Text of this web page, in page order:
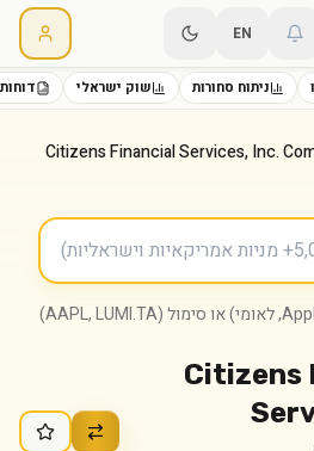
EN
ניתוח סחורות שוק ישראלי
Citizens Financial Services, Inc.
Citizens